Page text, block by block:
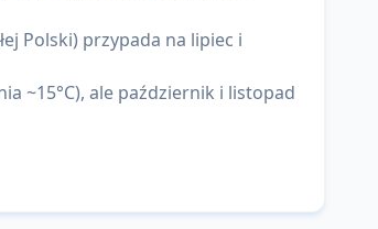
Polski) przypada na lipiec i
~15°C), ale październik i listopad